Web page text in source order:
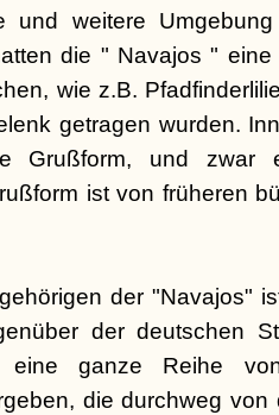
und weitere
die " Navajos "
wie z.B.
getragen wurden.
Grußform, und zwar
ist von früheren
der "Navajos"
der deutschen
ganze Reihe
die durchweg von